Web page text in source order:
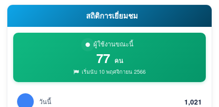
สถิติการเยี่ยมชม
ผู้ใช้งานขณะนี้
77 คน
เริ่มนับ 10 พฤศจิกายน 2566
วันนี้ 1,021